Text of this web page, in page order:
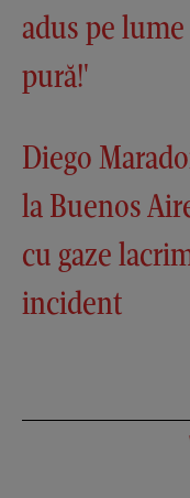
adus pe
pură!'
Diego
la Buenos
cu gaze
incident